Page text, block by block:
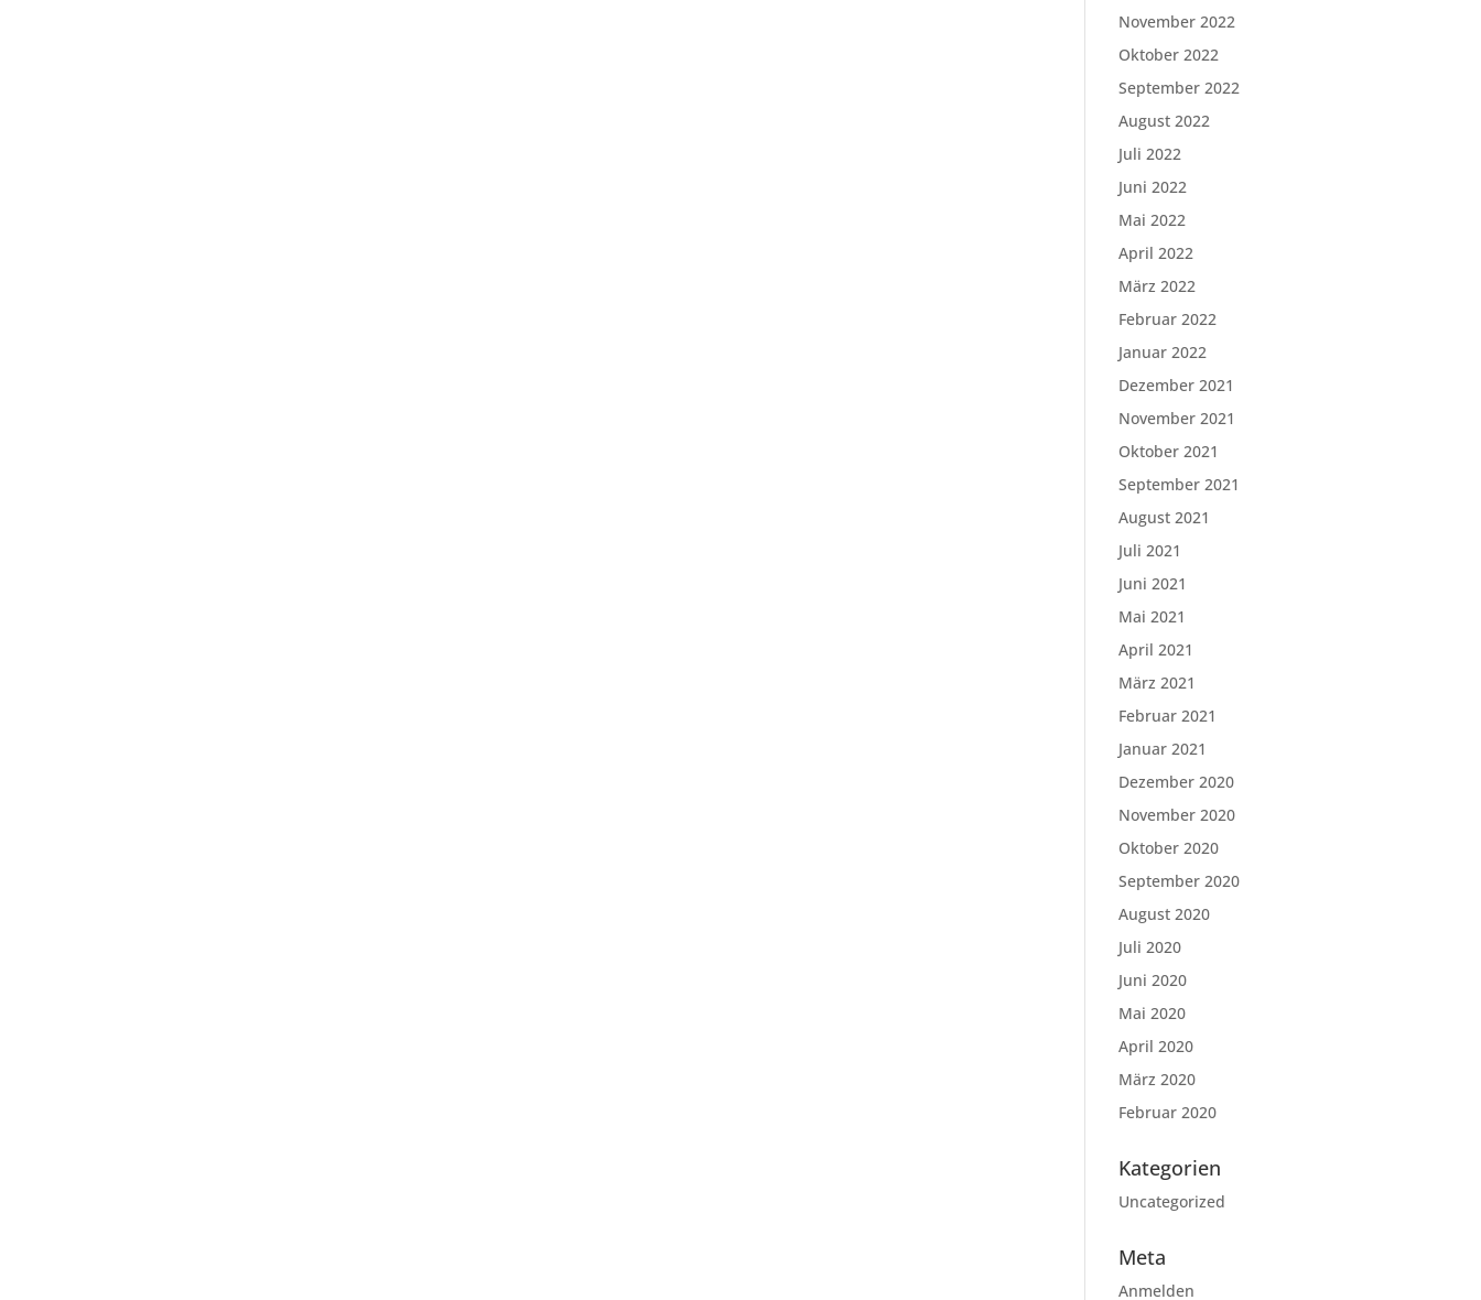
November 2022
Oktober 2022
September 2022
August 2022
Juli 2022
Juni 2022
Mai 2022
April 2022
März 2022
Februar 2022
Januar 2022
Dezember 2021
November 2021
Oktober 2021
September 2021
August 2021
Juli 2021
Juni 2021
Mai 2021
April 2021
März 2021
Februar 2021
Januar 2021
Dezember 2020
November 2020
Oktober 2020
September 2020
August 2020
Juli 2020
Juni 2020
Mai 2020
April 2020
März 2020
Februar 2020
Kategorien
Uncategorized
Meta
Anmelden